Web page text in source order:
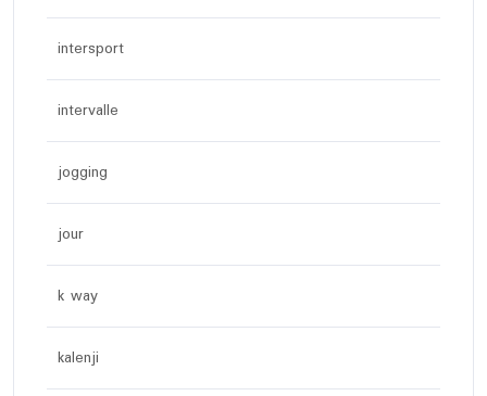
intersport
intervalle
jogging
jour
k way
kalenji